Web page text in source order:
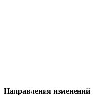
Направления изменений